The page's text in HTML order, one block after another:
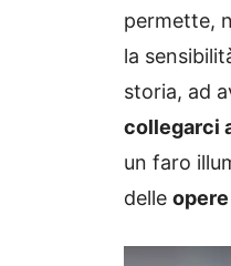
permette,
la
storia, ad
collegarci
un faro
delle